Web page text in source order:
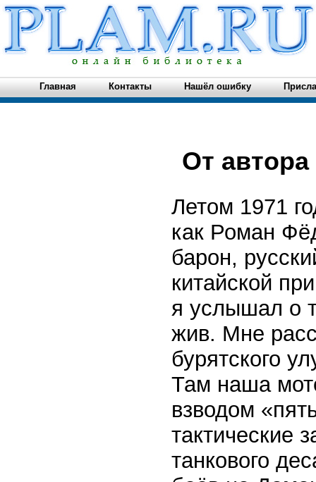
Главная Контакты Нашёл ошибку
От автора
Летом 1971
как Роман
барон,
китайской
я услышал о
жив. Мне
бурятского
Там наша
взводом
тактические
танкового